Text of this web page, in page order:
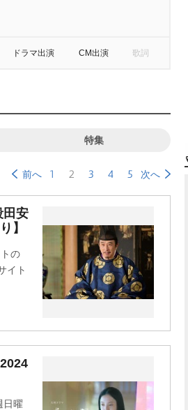
ドラマ出演 CM出演 歌詞
特集
前へ 1 2 3 4 5 次へ
田安
】
の
イト
日曜